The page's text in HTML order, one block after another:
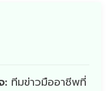
: ทีมข่าวมืออาชีพที่